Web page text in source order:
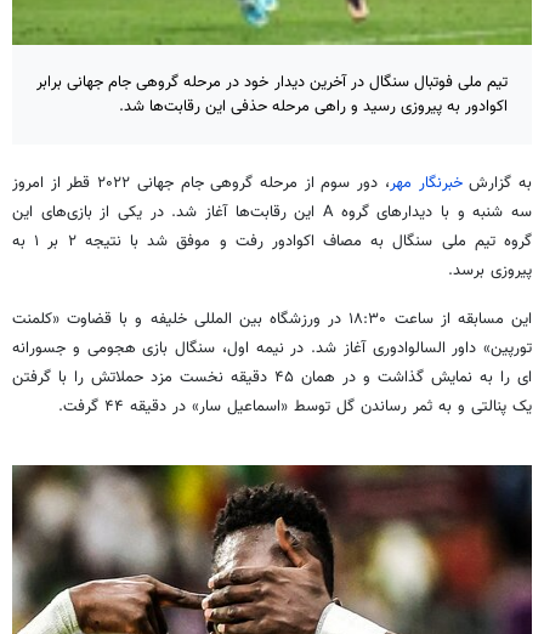
تیم ملی فوتبال سنگال در آخرین دیدار خود در مرحله گروهی جام جهانی برابر
اکوادور به پیروزی رسید و راهی مرحله حذفی این رقابت‌ها شد.
به گزارشخبرنگار مهر، دور سوم از مرحله گروهی جام جهانی
قطر از امروز
سه شنبه و با دیدارهای گروه A این رقابت‌ها آغاز شد. در یکی از بازی‌های این
گروه تیم ملی سنگال به مصاف اکوادور رفت و موفق شد با نتیجه ۲ بر ۱ به
پیروزی برسد.
این مسابقه از ساعت ۱۸:۳۰ در ورزشگاه بین
المللی خلیفه و با قضاوت «کلمنت
تورپین» داور السالوادوری آغاز شد. در نیمه اول، سنگال بازی هجومی و جسورانه
ای
را به نمایش گذاشت و در همان ۴۵ دقیقه نخست مزد حملاتش را با گرفتن
یک پنالتی و به ثمر رساندن گل توسط «اسماعیل سار» در دقیقه ۴۴ گرفت.